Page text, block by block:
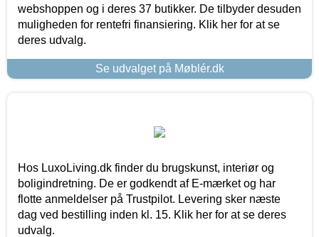
webshoppen og i deres 37 butikker. De tilbyder desuden
muligheden for rentefri finansiering. Klik her for at se
deres udvalg.
Se udvalget på Møblér.dk
Hos LuxoLiving.dk finder du brugskunst, interiør og
boligindretning. De er godkendt af E-mærket og har
flotte anmeldelser på Trustpilot. Levering sker næste
dag ved bestilling inden kl. 15. Klik her for at se deres
udvalg.